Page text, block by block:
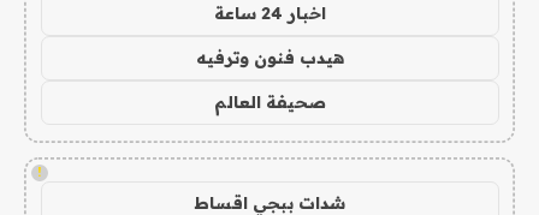
اخبار 24 ساعة
هيدب فنون وترفيه
صحيفة العالم
!
شدات ببجي اقساط